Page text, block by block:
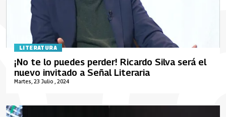
LITERATURA
Martes, 23 Julio , 2024
¡No te lo puedes perder! Ricardo Silva será el
nuevo invitado a Señal Literaria